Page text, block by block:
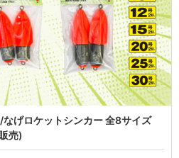
げロケットシンカー 全8サイズ
売)